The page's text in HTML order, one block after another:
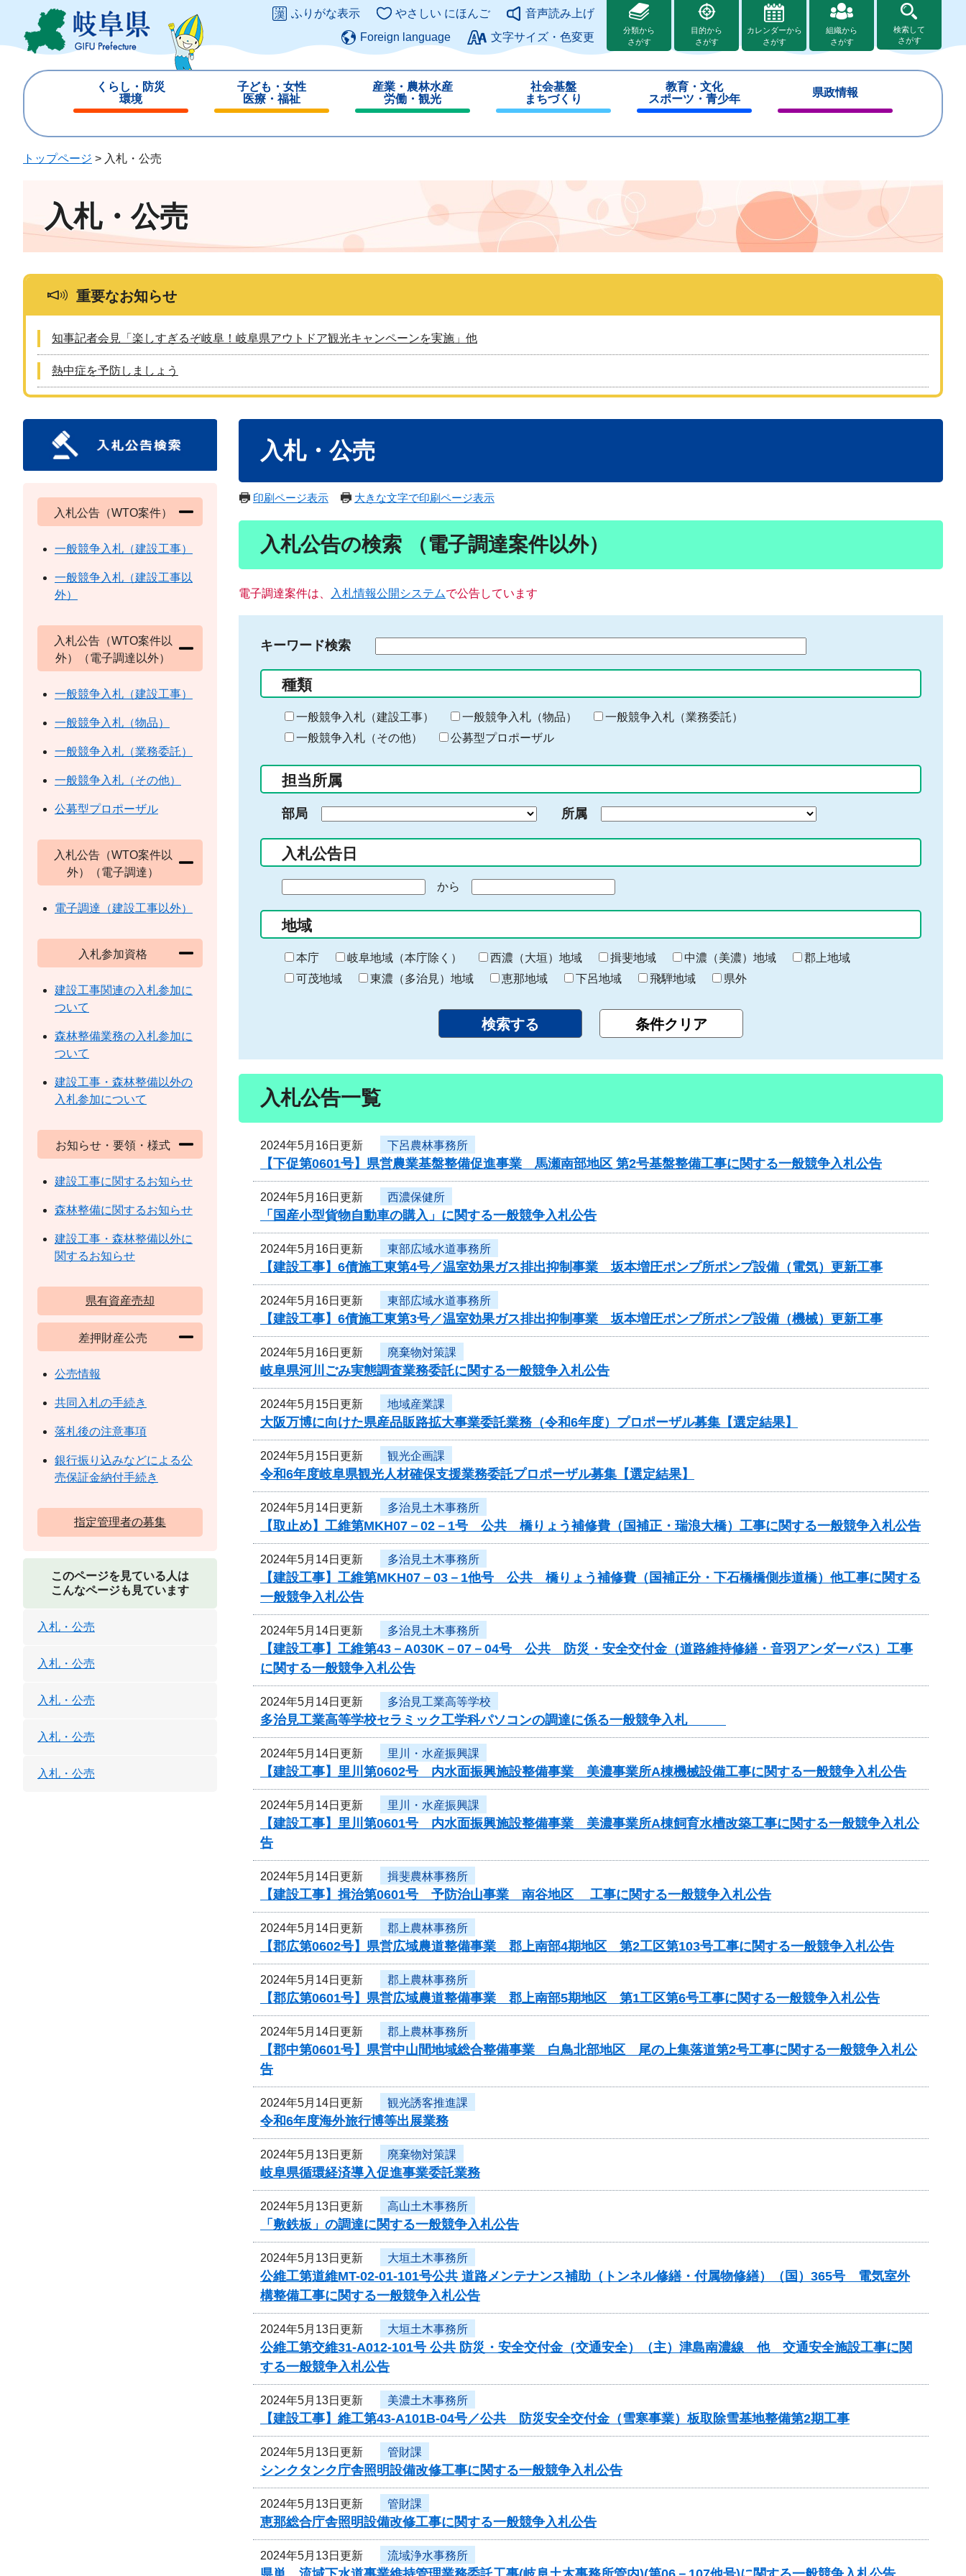
ジ
ュ
このページの本文へ
ふりがな表示 やさしい にほんご
音声読み上げ
Foreign language
文字サイズ・色変更
分類から
さがす
目的から
さがす
カレンダーから
さがす
組織から
さがす
検索して
さがす
くらし・防災
環境
じ
子ども・女性
医療・福祉
じ
産業・農林水産
労働・観光
じ
社会基盤
まちづくり
じ
教育・文化
スポーツ・青少年
じ
県政情報
じ
トップページ > 入札・公売
入札・公売
重要なお知らせ
知事記者会見「楽しすぎるぞ岐阜！岐阜県アウトドア観光キャンペーンを実施」他
熱中症を予防しましょう
入札・公売
印刷ページ表示 大きな文字で印刷ページ表示
入札公告の検索 （電子調達案件以外）
電子調達案件は、 入札情報公開システムで公告しています
キーワード検索
る
キ
ー
ー
入
力
種類
一般競争入札（建設工事） 一般競争入札（物品）
一般競争入札（業務委託）
一般競争入札（その他）
公募型プロポーザル
担当所属
部局 所属
入札公告日
の
始
ま
り
から
終
わ
り
地域
本庁 岐阜地域（本庁除く） 西濃（大垣）地域 揖斐地域 中濃（美濃）地域
郡上地域
可茂地域
東濃（多治見）地域 恵那地域 下呂地域 飛騨地域 県外
入札公告一覧
2024年5月16日更新 下呂農林事務所
【下促第0601号】県営農業基盤整備促進事業 馬瀬南部地区 第2号基盤整備工事に関する一般競争入札公告
2024年5月16日更新 西濃保健所
「国産小型貨物自動車の購入」に関する一般競争入札公告
2024年5月16日更新 東部広域水道事務所
【建設工事】6債施工東第4号／温室効果ガス排出抑制事業 坂本増圧ポンプ所ポンプ設備（電気）更新工事
2024年5月16日更新 東部広域水道事務所
【建設工事】6債施工東第3号／温室効果ガス排出抑制事業 坂本増圧ポンプ所ポンプ設備（機械）更新工事
2024年5月16日更新 廃棄物対策課
岐阜県河川ごみ実態調査業務委託に関する一般競争入札公告
2024年5月15日更新 地域産業課
大阪万博に向けた県産品販路拡大事業委託業務（令和6年度）プロポーザル募集【選定結果】
2024年5月15日更新 観光企画課
令和6年度岐阜県観光人材確保支援業務委託プロポーザル募集【選定結果】
2024年5月14日更新 多治見土木事務所
【取止め】工維第MKH07－02－1号 公共 橋りょう補修費（国補正・瑞浪大橋）工事に関する一般競争入札公告
2024年5月14日更新 多治見土木事務所
【建設工事】工維第MKH07－03－1他号 公共 橋りょう補修費（国補正分・下石橋橋側歩道橋）他工事に関する
一般競争入札公告
2024年5月14日更新 多治見土木事務所
【建設工事】工維第43－A030K－07－04号 公共 防災・安全交付金（道路維持修繕・音羽アンダーパス）工事
に関する一般競争入札公告
2024年5月14日更新 多治見工業高等学校
多治見工業高等学校セラミック工学科パソコンの調達に係る一般競争入札
2024年5月14日更新 里川・水産振興課
【建設工事】里川第0602号 内水面振興施設整備事業 美濃事業所A棟機械設備工事に関する一般競争入札公告
2024年5月14日更新 里川・水産振興課
【建設工事】里川第0601号 内水面振興施設整備事業 美濃事業所A棟飼育水槽改築工事に関する一般競争入札公
告
2024年5月14日更新 揖斐農林事務所
【建設工事】揖治第0601号 予防治山事業 南谷地区 工事に関する一般競争入札公告
2024年5月14日更新 郡上農林事務所
【郡広第0602号】県営広域農道整備事業 郡上南部4期地区 第2工区第103号工事に関する一般競争入札公告
2024年5月14日更新 郡上農林事務所
【郡広第0601号】県営広域農道整備事業 郡上南部5期地区 第1工区第6号工事に関する一般競争入札公告
2024年5月14日更新 郡上農林事務所
【郡中第0601号】県営中山間地域総合整備事業 白鳥北部地区 尾の上集落道第2号工事に関する一般競争入札公
告
2024年5月14日更新 観光誘客推進課
令和6年度海外旅行博等出展業務
2024年5月13日更新 廃棄物対策課
岐阜県循環経済導入促進事業委託業務
2024年5月13日更新 高山土木事務所
「敷鉄板」の調達に関する一般競争入札公告
2024年5月13日更新 大垣土木事務所
公維工第道維MT-02-01-101号公共 道路メンテナンス補助（トンネル修繕・付属物修繕）（国）365号 電気室外
構整備工事に関する一般競争入札公告
2024年5月13日更新 大垣土木事務所
公維工第交維31-A012-101号 公共 防災・安全交付金（交通安全）（主）津島南濃線 他 交通安全施設工事に関
する一般競争入札公告
2024年5月13日更新 美濃土木事務所
【建設工事】維工第43-A101B-04号／公共 防災安全交付金（雪寒事業）板取除雪基地整備第2期工事
2024年5月13日更新 管財課
シンクタンク庁舎照明設備改修工事に関する一般競争入札公告
2024年5月13日更新 管財課
恵那総合庁舎照明設備改修工事に関する一般競争入札公告
2024年5月13日更新 流域浄水事務所
入札公告（WTO案件）
一般競争入札（建設工事）
一般競争入札（建設工事以
外）
入札公告（WTO案件以
外）（電子調達以外）
一般競争入札（建設工事）
一般競争入札（物品）
一般競争入札（業務委託）
一般競争入札（その他）
公募型プロポーザル
入札公告（WTO案件以
外）（電子調達）
電子調達（建設工事以外）
入札参加資格
建設工事関連の入札参加に
ついて
森林整備業務の入札参加に
ついて
建設工事・森林整備以外の
入札参加について
お知らせ・要領・様式
建設工事に関するお知らせ
森林整備に関するお知らせ
建設工事・森林整備以外に
関するお知らせ
県有資産売却
差押財産公売
公売情報
共同入札の手続き
落札後の注意事項
銀行振り込みなどによる公
売保証金納付手続き
指定管理者の募集
このページを見ている人は
こんなページも見ています
入札・公売
入札・公売
入札・公売
入札・公売
入札・公売